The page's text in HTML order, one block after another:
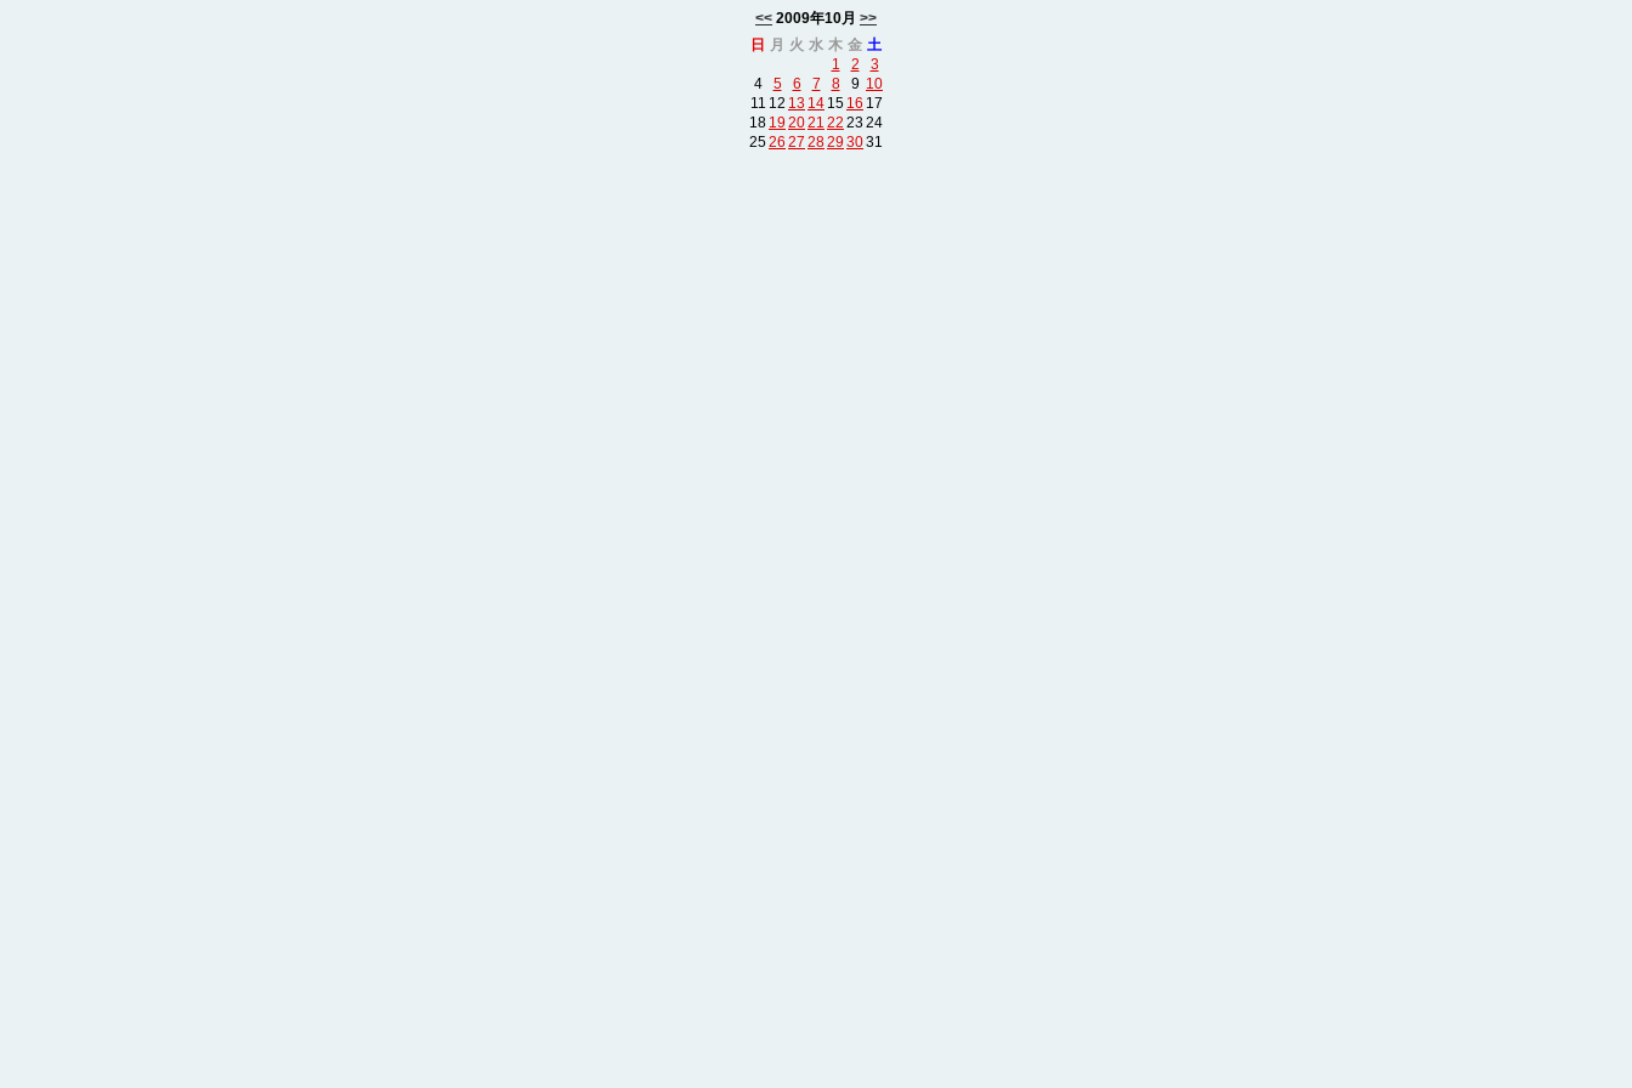
<< 2009年10月 >>
日
月 火 水 木 金 土
1
2
3
4
5 6 7 8 9 10
11 12 13 14 15 16 17
18 19 2021 22 23 24
2526 27 2829 3031